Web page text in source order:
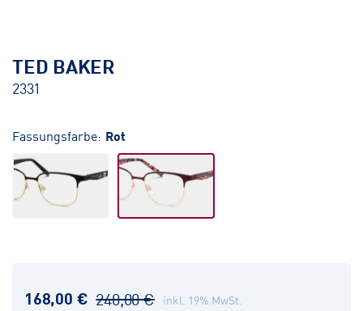
TED BAKER
2331
Fassungsfarbe: Rot
168,00 € 240,00 € inkl. 19% MwSt.